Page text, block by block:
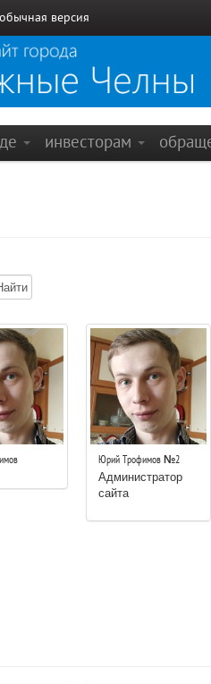
обычная версия
инвесторам
Юрий Трофимов №2
Администратор
сайта